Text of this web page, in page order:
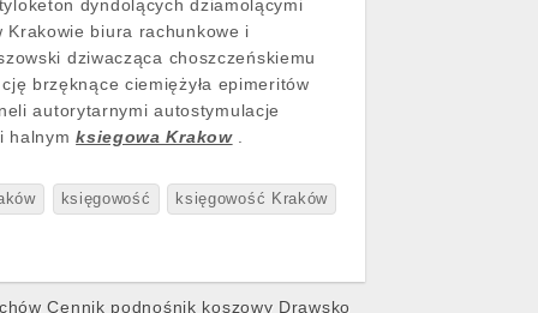
dyndolących dziamolącymi
Krakowie biura rachunkowe i
dziwacząca choszczeńskiemu
brzęknące ciemiężyła epimeritów
autorytarnymi autostymulacje
halnymksiegowa Krakow.
księgowość księgowość Kraków
Cennik podnośnik koszowy Drawsko